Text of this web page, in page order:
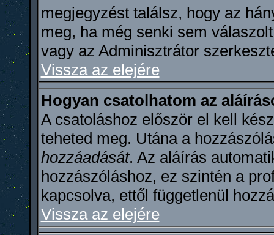
megjegyzést találsz, hogy az
meg, ha még senki sem
vagy az Adminisztrátor
Vissza az elejére
Hogyan csatolhatom az
A csatoláshoz először el kell
teheted meg. Utána a
hozzáadását. Az aláírás
hozzászóláshoz, ez szintén a
kapcsolva, ettől függetlenül
Vissza az elejére